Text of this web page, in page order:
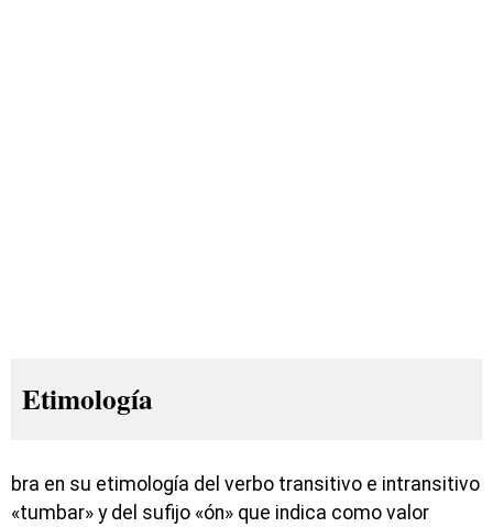
Etimología
bra en su etimología del verbo transitivo e intransitivo
«tumbar» y del sufijo «ón» que indica como valor